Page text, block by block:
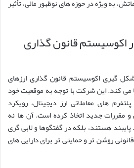
به ویژه در حوزه های نوظهور مالی، تأثیر
اکوسیستم قانون گذاری
گیری اکوسیستم قانون گذاری ارزهای
می کند. این شرکت با توجه به موقعیت خود
های معاملاتی ارز دیجیتال، رویکرد
و مقررات جدید اتخاذ کرده است. آن ها نه
هستند، بلکه در گفتگوها و لابی گری
روشن تر و حمایتی تر برای دارایی های